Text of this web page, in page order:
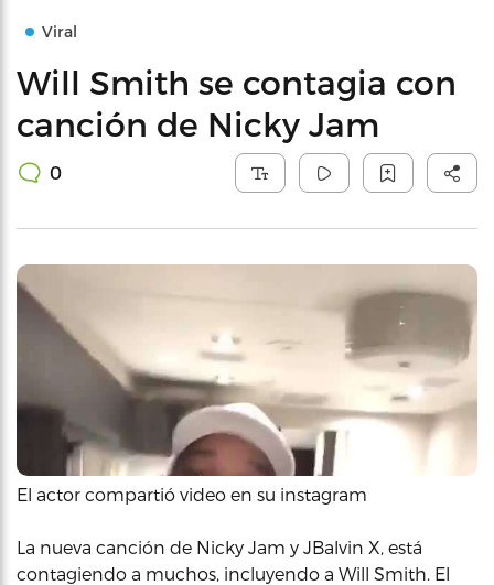
Viral
Will Smith se contagia con
canción de Nicky Jam
0
El actor compartió video en su instagram
La nueva canción de Nicky Jam y JBalvin X, está
contagiendo a muchos, incluyendo a Will Smith. El